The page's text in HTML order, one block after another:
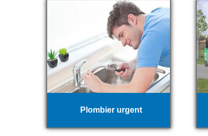
Plombier urgent